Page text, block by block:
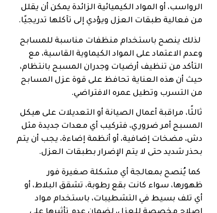
الرواسب، أو المواد الكيميائية الزائدة يمكن أن يقلل
من فعالية طبقات العزل ويؤدي إلى تآكلها تدريجيًا.
لذلك ينصح باستخدام منظفات مناسبة للمسابح
وعدم الاعتماد على المواد الكيماوية القاسية، مع
التأكد من تنظيف أرضيات وجدران المسبح بانتظام،
حيث أن هذه العناية تحافظ على قوة عزل المسابح
من التسرب وتطيل عمره الافتراضي.
ثالثًا، مراقبة أعمال الصيانة أو التعديلات على هيكل
المسبح أمر ضروري، فتركيب أي معدات جديدة مثل
دش، مضخات إضافية، أو أنظمة إضاءة، يجب أن يتم
بحذر شديد حتى لا يتم الإضرار بطبقات العزل.
كما يُنصح بمعالجة أي مشكلة صغيرة فور
ظهورها، سواء كانت بقع رطوبة، تشقق البلاط، أو
أي تلف بسيط في التشطيبات، باستخدام مواد